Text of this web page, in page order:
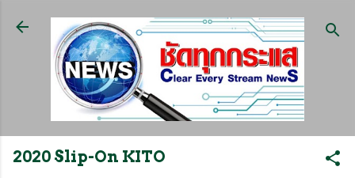
ข้ามไปที่เนื้อหาหลัก
2020 Slip-On KITO